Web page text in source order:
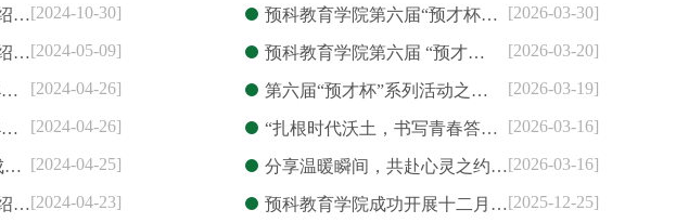
…[2024-10-30]
…[2024-05-09]
[2024-04-26]
[2024-04-26]
… [2024-04-25]
…[2024-04-23]
预科教育学院第六届“预才杯… [2026-03-30]
预科教育学院第六届 “预才… [2026-03-20]
第六届“预才杯”系列活动之… [2026-03-19]
“扎根时代沃土，书写青春答… [2026-03-16]
分享温暖瞬间，共赴心灵之约…[2026-03-16]
预科教育学院成功开展十二月…[2025-12-25]